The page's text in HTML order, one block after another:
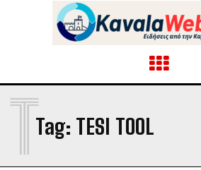
Tag: TESI TOOL
T